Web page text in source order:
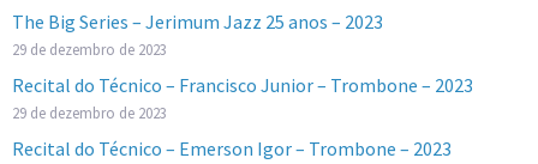
The Big Series – Jerimum Jazz 25 anos – 2023
29 de dezembro de 2023
Recital do Técnico – Francisco Junior – Trombone – 2023
29 de dezembro de 2023
Recital do Técnico – Emerson Igor – Trombone – 2023